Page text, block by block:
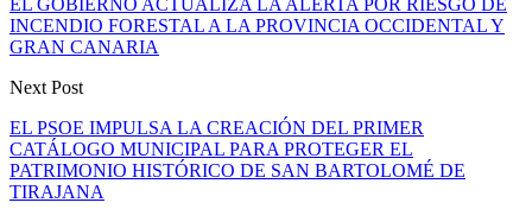
INCENDIO FORESTAL A LA PROVINCIA OCCIDENTAL Y
GRAN CANARIA
Next Post
EL PSOE IMPULSA LA CREACIÓN DEL PRIMER
CATÁLOGO MUNICIPAL PARA PROTEGER EL
PATRIMONIO HISTÓRICO DE SAN BARTOLOMÉ DE
TIRAJANA